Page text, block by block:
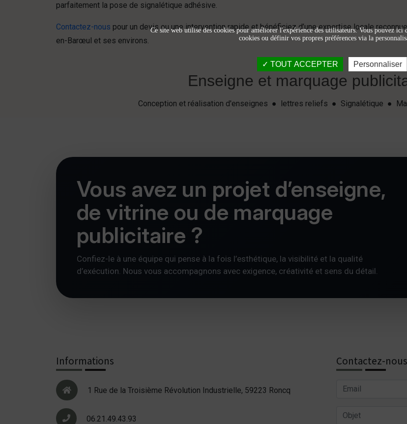
parfaitement la pose de signalétique adhésive.
Contactez-nous pour un devis ou une intervention rapide et bénéficiez d’une expertise locale
en-Barœul et ses environs.
Enseigne et marquage
Conception et réalisation d'enseignes ● lettres reliefs ● Signalétique ●
Vous avez un projet d’enseigne,
de vitrine ou de marquage
publicitaire ?
Confiez-le à une équipe qui pense à la fois l’esthétique, la visibilité et la qualité
d’exécution. Nous vous accompagnons avec exigence, créativité et sens du détail.
Informations
1 Rue de la Troisième Révolution Industrielle, 59223 Roncq
06.21.49.43.93
Contactez-nous
Ce site web utilise des cookies pour améliorer l'expérience des utilisateurs. Vous pouvez
cookies ou définir vos propres préférences via la
TOUT ACCEPTER Personnaliser